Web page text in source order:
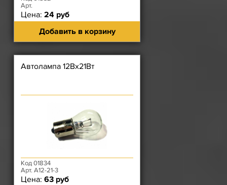
Арт.
Цена: 24 руб
Добавить в корзину
Автолампа 12Вх21Вт
Код 01834
Арт. А12-21-3
Цена: 63 руб